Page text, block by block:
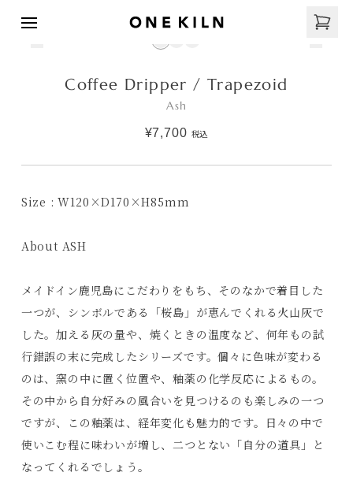
Coffee Dripper / Trapezoid
Ash
¥7,700 税込
Size : W120×D170×H85mm
About ASH
メイドイン鹿児島にこだわりをもち、そのなかで着目した
一つが、シンボルである「桜島」が恵んでくれる火山灰で
した。加える灰の量や、焼くときの温度など、何年もの試
行錯誤の末に完成したシリーズです。個々に色味が変わる
のは、窯の中に置く位置や、釉薬の化学反応によるもの。
その中から自分好みの風合いを見つけるのも楽しみの一つ
ですが、この釉薬は、経年変化も魅力的です。日々の中で
使いこむ程に味わいが増し、二つとない「自分の道具」と
なってくれるでしょう。